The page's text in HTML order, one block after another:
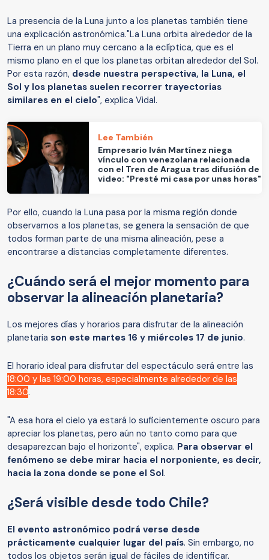
La presencia de la Luna junto a los planetas también tiene
una explicación astronómica."La Luna orbita alrededor de la
Tierra en un plano muy cercano a la eclíptica, que es el
mismo plano en el que los planetas orbitan alrededor del Sol.
Por esta razón, desde nuestra perspectiva, la Luna, el
Sol y los planetas suelen recorrer trayectorias
similares en el cielo", explica Vidal.
Lee También
Empresario Iván Martínez niega
vínculo con venezolana relacionada
con el Tren de Aragua tras difusión de
video: "Presté mi casa por unas horas"
Por ello, cuando la Luna pasa por la misma región donde
observamos a los planetas, se genera la sensación de que
todos forman parte de una misma alineación, pese a
encontrarse a distancias completamente diferentes.
¿Cuándo será el mejor momento para
observar la alineación planetaria?
Los mejores días y horarios para disfrutar de la alineación
planetaria son este martes 16 y miércoles 17 de junio.
El horario ideal para disfrutar del espectáculo será entre las
18:00 y las 19:00 horas, especialmente alrededor de las
18:30.
"A esa hora el cielo ya estará lo suficientemente oscuro para
apreciar los planetas, pero aún no tanto como para que
desaparezcan bajo el horizonte", explica. Para observar el
fenómeno se debe mirar hacia el norponiente, es decir,
hacia la zona donde se pone el Sol.
¿Será visible desde todo Chile?
El evento astronómico podrá verse desde
prácticamente cualquier lugar del país. Sin embargo, no
todos los objetos serán igual de fáciles de identificar.